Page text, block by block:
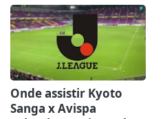
Onde assistir Kyoto
Sanga x Avispa